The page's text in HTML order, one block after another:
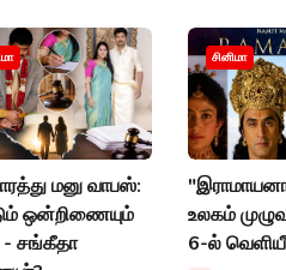
மனு வாபஸ்:
ஒன்றிணையும்
- சங்கீதா
சினிமா
உலகம்
6-ல்